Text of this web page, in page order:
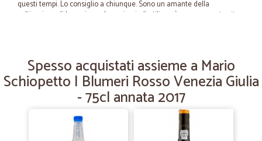
questi tempi. Lo consiglio a chiunque. Sono un amante della
coltivazione di bonsai e prebonsai quindi utilizzerò spesso questo sito
26/02/2024
—Daniela G.
Ottimo servizio
Ottimo servizio Merce perfetta
—
Spesso acquistati assieme a Mario
Schiopetto | Blumeri Rosso Venezia Giulia
- 75cl annata 2017